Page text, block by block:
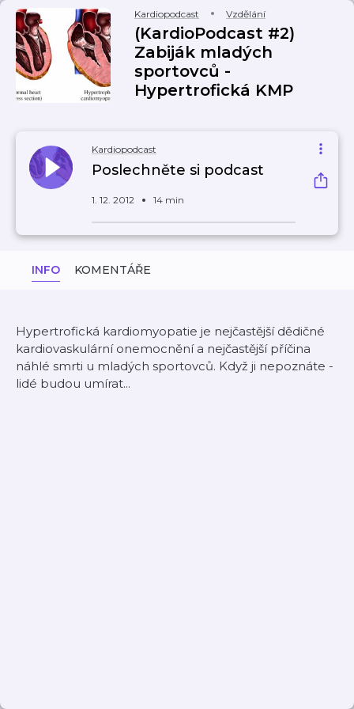
Kardiopodcast Vzdělání
(KardioPodcast #2)
Zabiják mladých
sportovců -
Hypertrofická KMP
Kardiopodcast
Poslechněte si podcast
1. 12. 2012 14 min
INFO KOMENTÁŘE
Hypertrofická kardiomyopatie je nejčastější dědičné
kardiovaskulární onemocnění a nejčastější příčina
náhlé smrti u mladých sportovců. Když ji nepoznáte -
lidé budou umírat...